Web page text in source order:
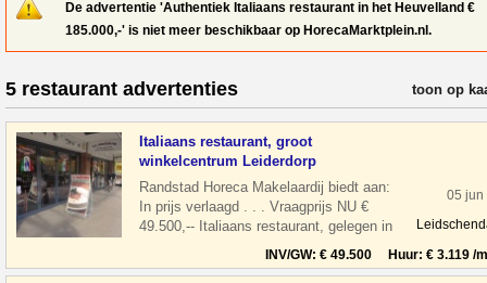
De advertentie 'Authentiek Italiaans restaurant in het Heuvelland €
185.000,-' is niet meer beschikbaar op HorecaMarktplein.nl.
5 restaurant advertenties verfijn
toon op
Italiaans restaurant, groot
winkelcentrum Leiderdorp
Randstad Horeca Makelaardij biedt aan:
In prijs verlaagd . . . Vraagprijs NU €
49.500,-- Italiaans restaurant, gelegen in
een groot winkelcentrum Wink
05 jun
INV/GW: € 49.500 Huur: € 3.119 /